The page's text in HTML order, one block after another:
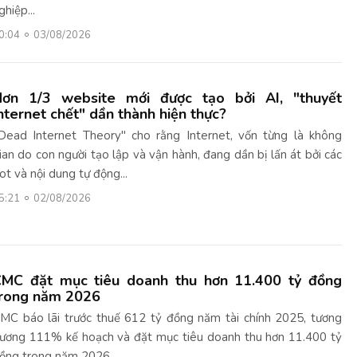
03/08/2026
1/3 website mới được tạo bởi AI, "thuyết
chết" dần thành hiện thực?
Internet Theory" cho rằng Internet, vốn từng là không
do con người tạo lập và vận hành, đang dần bị lấn át bởi các
và nội dung tự động...
02/08/2026
đặt mục tiêu doanh thu hơn 11.400 tỷ đồng
năm 2026
báo lãi trước thuế 612 tỷ đồng năm tài chính 2025, tương
111% kế hoạch và đặt mục tiêu doanh thu hơn 11.400 tỷ